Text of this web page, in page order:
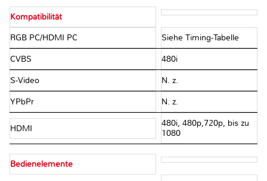
Kompatibilität
RGB PC/HDMI PC Siehe Timing-Tabelle
CVBS 480i
S-Video N. z.
YPbPr N. z.
HDMI
480i, 480p,720p, bis zu
1080
Bedienelemente